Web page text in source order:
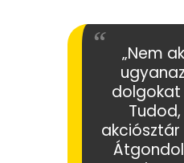
„Nem
dolgokat
akciósztár